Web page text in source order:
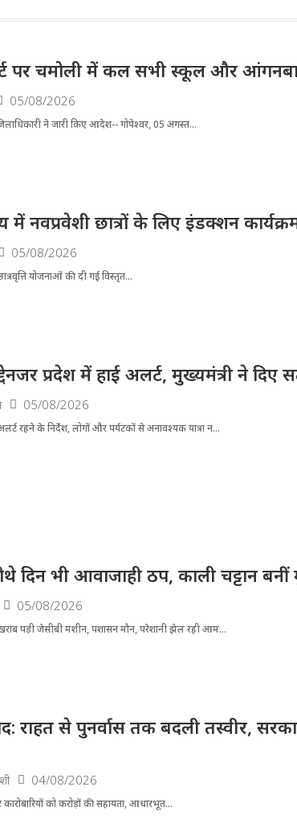
पर चमोली में कल सभी स्कूल और
05/08/2026
ने जारी किए आदेश-- गोपेश्वर, 05 अगस्त...
में नवप्रवेशी छात्रों के लिए इंडक्शन
05/08/2026
छात्रवृत्ति योजनाओं की दी गई विस्तृत...
प्रदेश में हाई अलर्ट, मुख्यमंत्री ने दिए
05/08/2026
रहने के निर्देश, लोगों और पर्यटकों से अनावश्यक यात्रा न...
दिन भी आवाजाही ठप, काली चट्टान
05/08/2026
पड़ी जेसीबी मशीन, पशासन मौन, परेशानी झेल रही आम...
राहत से पुनर्वास तक बदली तस्वीर,
04/08/2026
कारोबारियों को करोड़ों की सहायता, आधारभूत...